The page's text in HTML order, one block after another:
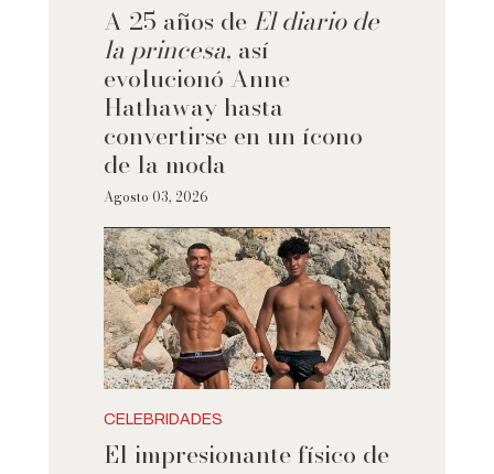
A 25 años de El diario de
la princesa, así
evolucionó Anne
Hathaway hasta
convertirse en un ícono
de la moda
Agosto 03, 2026
CELEBRIDADES
El impresionante físico de